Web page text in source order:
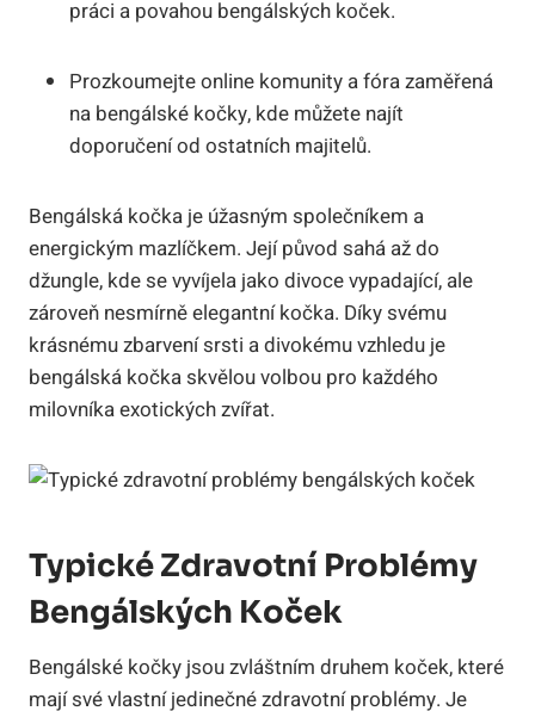
práci a povahou bengálských koček.
Prozkoumejte online komunity a fóra zaměřená
na bengálské kočky, kde můžete najít
doporučení od ostatních majitelů.
Bengálská kočka je úžasným společníkem a
energickým mazlíčkem. Její původ sahá až do
džungle, kde se vyvíjela jako divoce vypadající, ale
zároveň nesmírně elegantní kočka. Díky svému
krásnému zbarvení srsti a divokému vzhledu je
bengálská kočka skvělou volbou pro každého
milovníka exotických zvířat.
Typické Zdravotní Problémy
Bengálských Koček
Bengálské kočky jsou zvláštním druhem koček, které
mají své vlastní jedinečné zdravotní problémy. Je